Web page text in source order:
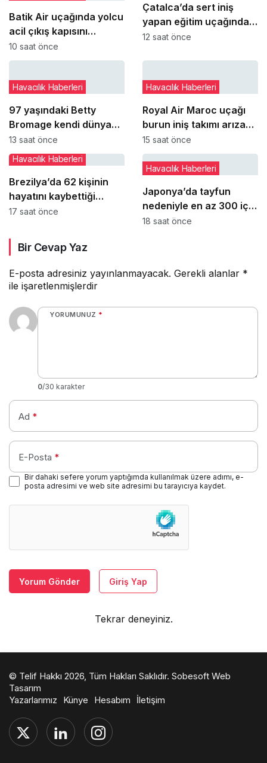
Batik Air uçağında yolcu
acil çıkış kapısını
açmaya çalıştı
10 saat önce
Çatalca’da sert iniş
yapan eğitim uçağındaki
öğrenci pilot yaralandı
12 saat önce
97 yaşındaki Betty
Bromage kendi dünya
rekorunu yeniden kırdı
Havacılık Haberleri
13 saat önce
Royal Air Maroc uçağı
burun iniş takımı arızası
nedeniyle pistte kaldı
Havacılık Haberleri
15 saat önce
Brezilya’da 62 kişinin
hayatını kaybettiği
Voepass kazasında yeni
Havacılık Haberleri
17 saat önce
Japonya’da tayfun
nedeniyle en az 300 iç
hat seferi iptal edildi
Havacılık Haberleri
18 saat önce
Bir Cevap Yaz
E-posta adresiniz yayınlanmayacak. Gerekli alanlar *
ile işaretlenmişlerdir
YORUMUNUZ *
0/30 karakter
Ad *
E-Posta *
Bir dahaki sefere yorum yaptığımda kullanılmak üzere adımı, e-
posta adresimi ve web site adresimi bu tarayıcıya kaydet.
Yorum Gönder Giriş Yap
Tekrar deneyiniz.
© Telif Hakkı 2026, Tüm Hakları Saklıdır. Sobesoft Web
Tasarım
Yazarlarımız
Künye Hesabım İletişim